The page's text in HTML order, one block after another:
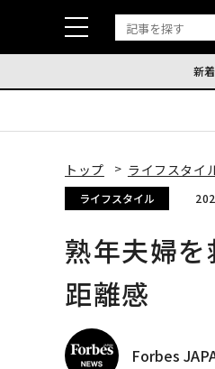
新
トップ ライフスタイ
ライフスタイル
熟年夫婦
距離感
Forbes